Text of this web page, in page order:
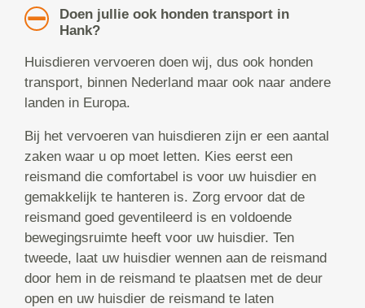
Doen jullie ook honden transport in
Hank?
Huisdieren vervoeren doen wij, dus ook honden
transport, binnen Nederland maar ook naar andere
landen in Europa.
Bij het vervoeren van huisdieren zijn er een aantal
zaken waar u op moet letten. Kies eerst een
reismand die comfortabel is voor uw huisdier en
gemakkelijk te hanteren is. Zorg ervoor dat de
reismand goed geventileerd is en voldoende
bewegingsruimte heeft voor uw huisdier. Ten
tweede, laat uw huisdier wennen aan de reismand
door hem in de reismand te plaatsen met de deur
open en uw huisdier de reismand te laten